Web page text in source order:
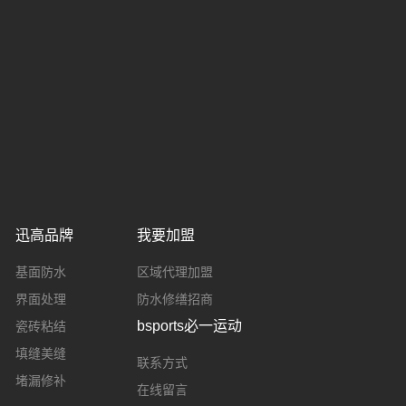
迅高品牌
基面防水
界面处理
瓷砖粘结
填缝美缝
堵漏修补
我要加盟
区域代理加盟
防水修缮招商
bsports必一运动
联系方式
在线留言